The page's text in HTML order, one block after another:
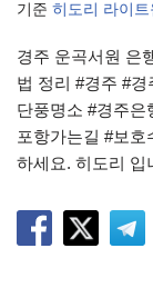
기준 히도리 라이트
경주 운곡서원 은
법 정리 #경주 #
단풍명소 #경주은
포항가는길 #보
하세요. 히도리